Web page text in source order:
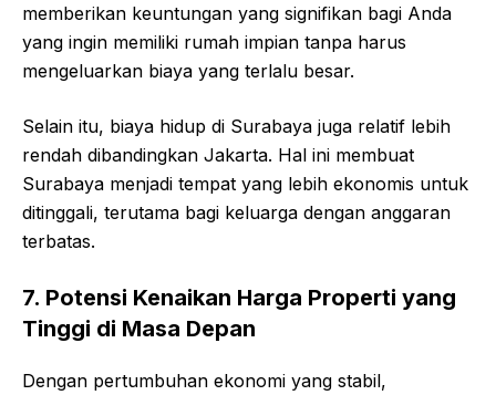
Dengan anggaran yang sama, Anda dapat
mendapatkan rumah yang lebih besar dan lebih baik
di Surabaya dibandingkan di Jakarta. Hal ini
yang ingin memiliki rumah impian tanpa harus
mengeluarkan biaya yang terlalu besar.
Selain itu, biaya hidup di Surabaya juga relatif lebih
rendah dibandingkan Jakarta. Hal ini membuat
ditinggali, terutama bagi keluarga dengan anggaran
terbatas.
7. Potensi Kenaikan Harga Properti yang